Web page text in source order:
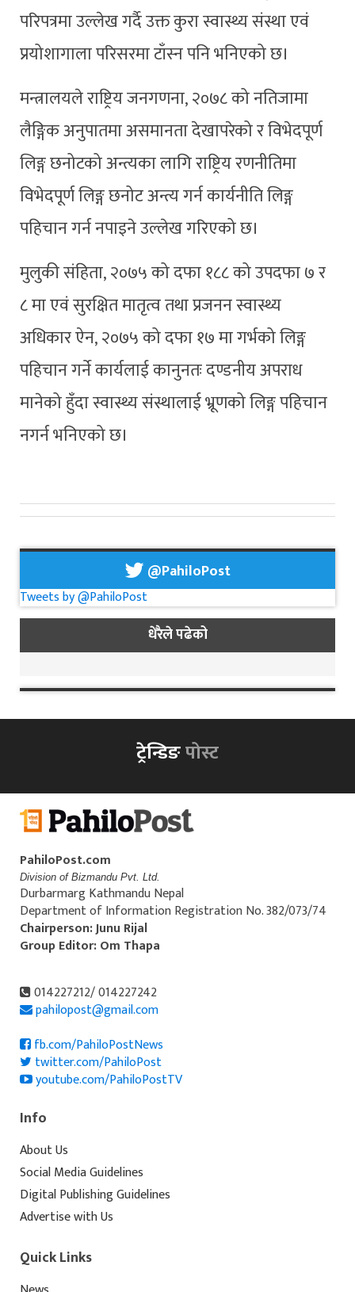
परिपत्रमा उल्लेख गर्दै उक्त कुरा स्वास्थ्य संस्था एवं
प्रयोशागाला परिसरमा टाँस्न पनि भनिएको छ।
मन्त्रालयले राष्ट्रिय जनगणना, २०७८ को नतिजामा
लैङ्गिक अनुपातमा असमानता देखापरेको र विभेदपूर्ण
लिङ्ग छनोटको अन्त्यका लागि राष्ट्रिय रणनीतिमा
विभेदपूर्ण लिङ्ग छनोट अन्त्य गर्न कार्यनीति लिङ्ग
पहिचान गर्न नपाइने उल्लेख गरिएको छ।
मुलुकी संहिता, २०७५ को दफा १८८ को उपदफा ७ र
८ मा एवं सुरक्षित मातृत्व तथा प्रजनन स्वास्थ्य
अधिकार ऐन, २०७५ को दफा १७ मा गर्भको लिङ्ग
पहिचान गर्ने कार्यलाई कानुनतः दण्डनीय अपराध
मानेको हुँदा स्वास्थ्य संस्थालाई भ्रूणको लिङ्ग पहिचान
नगर्न भनिएको छ।
@PahiloPost
Tweets by @PahiloPost
धेरैले पढेको
ट्रेन्डिङपोस्ट
PahiloPost.com
Division of Bizmandu Pvt. Ltd.
Durbarmarg Kathmandu Nepal
Department of Information Registration No. 382/073/74
Chairperson: Junu Rijal
Group Editor: Om Thapa
014227212/ 014227242
pahilopost@gmail.com
fb.com/PahiloPostNews
twitter.com/PahiloPost
youtube.com/PahiloPostTV
Info
About Us
Social Media Guidelines
Digital Publishing Guidelines
Advertise with Us
Quick Links